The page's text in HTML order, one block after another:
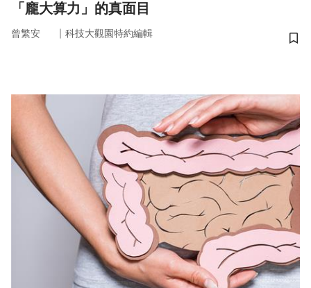
「龐大算力」的真面目
曾繁安 ｜ 科技大觀園特約編輯
儲